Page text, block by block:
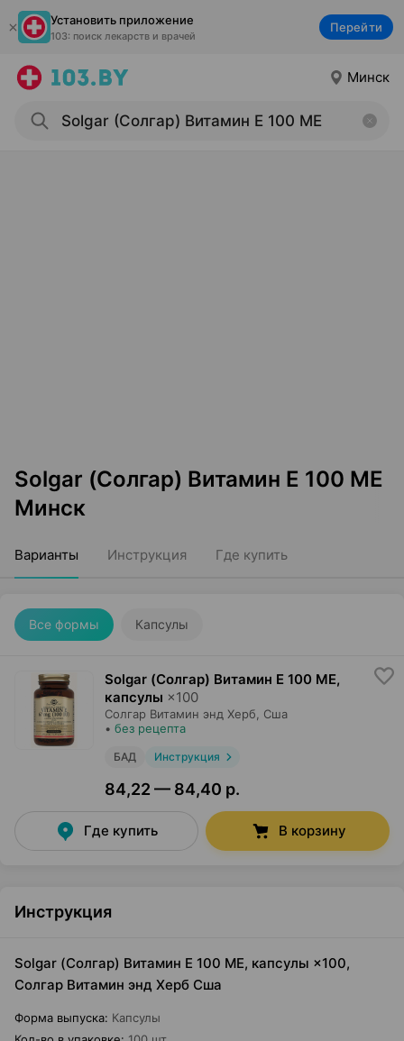
Установить приложение
103: поиск лекарств и врачей
Перейти
Минск
Solgar (Солгар) Витамин Е 100 МЕ
Минск
Варианты Инструкция Где купить
Все формы Капсулы
Solgar (Солгар) Витамин Е 100 МЕ,
капсулы ×100
Солгар Витамин энд Херб , Сша
• без рецепта
БАД Инструкция
84,22 — 84,40 р.
Где купить В корзину
Инструкция
Solgar (Солгар) Витамин Е 100 МЕ, капсулы ×100,
Солгар Витамин энд Херб Сша
Форма выпуска: Капсулы